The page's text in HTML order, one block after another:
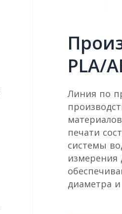
PLA/
Линия по
печати
системы
измерения
диаметра